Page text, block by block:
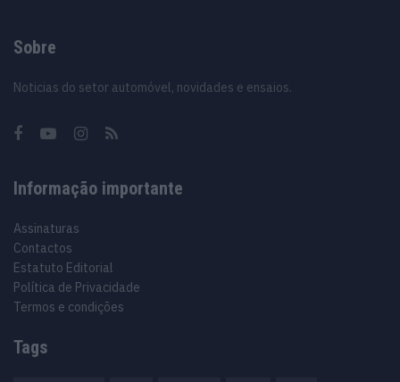
Sobre
Noticias do setor automóvel, novidades e ensaios.
Informação importante
Assinaturas
Contactos
Estatuto Editorial
Política de Privacidade
Termos e condições
Tags